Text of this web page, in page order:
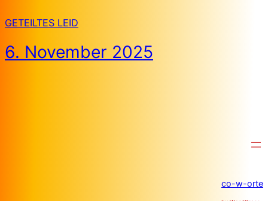
GETEILTES LEID
6. November 2025
co-w-orte